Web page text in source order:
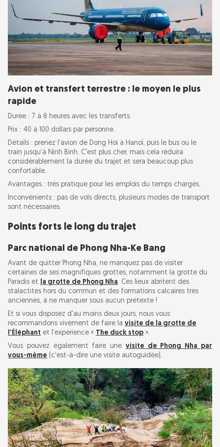
Avion et transfert terrestre : le moyen le plus
rapide
Durée : 7 à 8 heures avec les transferts.
Prix : 40 à 100 dollars par personne.
Détails : prenez l'avion de Dong Hoi à Hanoï, puis le bus ou le
train jusqu'à Ninh Binh. C'est plus cher, mais cela réduira
considérablement la durée du trajet et sera beaucoup plus
confortable.
Avantages : très pratique pour les emplois du temps chargés.
Inconvénients : pas de vols directs, plusieurs modes de transport
sont nécessaires.
Points forts le long du trajet
Parc national de Phong Nha-Ke Bang
Avant de quitter Phong Nha, ne manquez pas de visiter
certaines de ses magnifiques grottes, notamment la grotte du
Paradis et la grotte de Phong Nha. Ces lieux abritent des
stalactites hors du commun et des formations calcaires très
anciennes, à ne manquer sous aucun prétexte !
Et si vous disposez d'au moins deux jours, nous vous
recommandons vivement de faire la visite de la grotte de
l'Éléphant et l'expérience « The duck stop ».
Vous pouvez également faire une visite de Phong Nha par
vous-même (c'est-à-dire une visite autoguidée).